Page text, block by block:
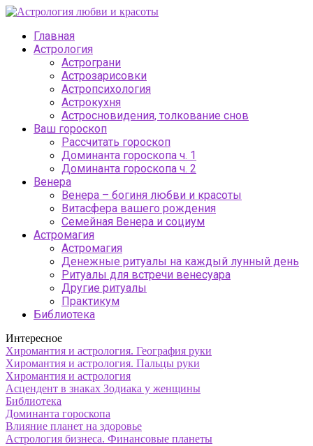
Главная
Астрология
Астрограни
Астрозарисовки
Астропсихология
Астрокухня
Астросновидения, толкование снов
Ваш гороскоп
Рассчитать гороскоп
Доминанта гороскопа ч. 1
Доминанта гороскопа ч. 2
Венера
Венера – богиня любви и красоты
Витасфера вашего рождения
Семейная Венера и социум
Астромагия
Астромагия
Денежные ритуалы на каждый лунный день
Ритуалы для встречи венесуара
Другие ритуалы
Практикум
Библиотека
Интересное
Хиромантия и астрология. География руки
Хиромантия и астрология. Пальцы руки
Хиромантия и астрология
Асцендент в знаках Зодиака у женщины
Библиотека
Доминанта гороскопа
Влияние планет на здоровье
Астрология бизнеса. Финансовые планеты